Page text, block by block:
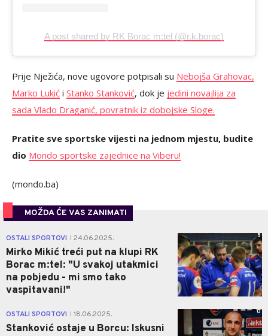
A post shared by RK Borac m:tel (@r.k.borac)
Prije Nježića, nove ugovore potpisali su Nebojša Grahovac,
Marko Lukić i Stanko Stanković, dok je jedini novajlija za
sada Vlado Draganić, povratnik iz dobojske Sloge.
Pratite sve sportske vijesti na jednom mjestu, budite
dio Mondo sportske zajednice na Viberu!
(mondo.ba)
MOŽDA ĆE VAS ZANIMATI
OSTALI SPORTOVI 24.06.2025.
Mirko Mikić treći put na klupi RK
Borac m:tel: "U svakoj utakmici
na pobjedu - mi smo tako
vaspitavani!"
5
OSTALI SPORTOVI 18.06.2025.
Stanković ostaje u Borcu: Iskusni
0